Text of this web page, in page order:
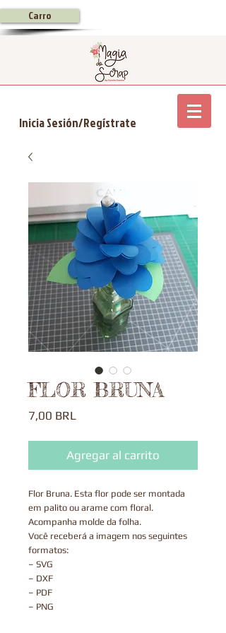
Carro
Inicia Sesión/Regístrate
FLOR BRUNA
7,00 BRL
Agregar al carrito
Flor Bruna. Esta flor pode ser montada
em palito ou arame com floral.
Acompanha molde da folha.
Você receberá a imagem nos seguintes
formatos:
– SVG
– DXF
– PDF
– PNG